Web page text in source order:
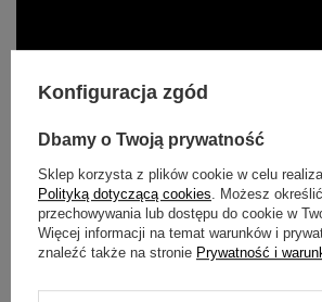
Konfiguracja zgód
Dbamy o Twoją prywatność
Sklep korzysta z plików cookie w celu
Polityką dotyczącą cookies . Możesz
przechowywania lub dostępu do cookie w
Więcej informacji na temat warunków i
znaleźć także na stronie Prywatność i